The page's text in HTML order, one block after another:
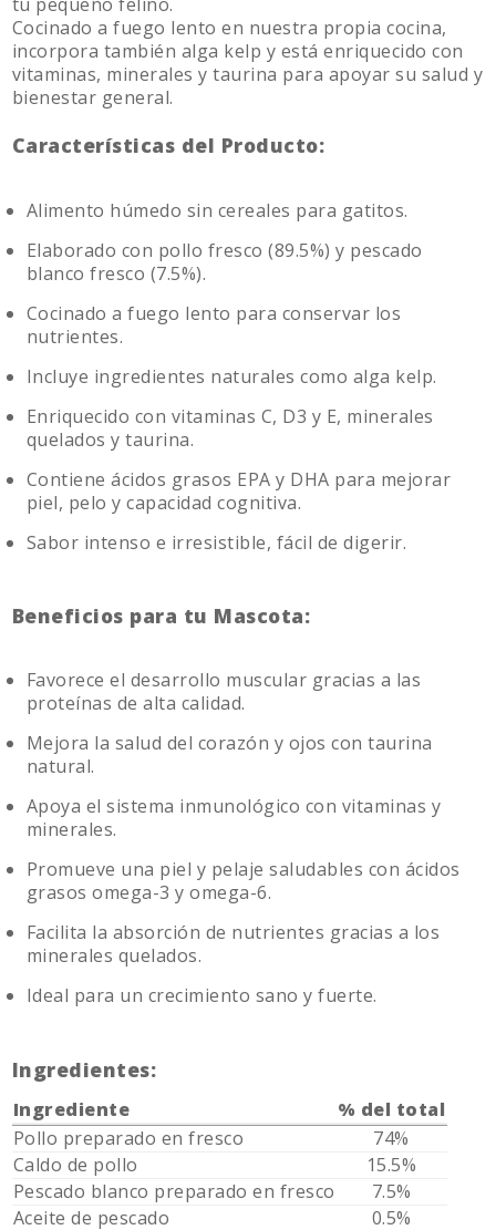
Cocinado a fuego lento en nuestra propia cocina,
incorpora también alga kelp y está enriquecido con
vitaminas, minerales y taurina para apoyar su salud y
bienestar general.
Características del Producto:
Alimento húmedo sin cereales para gatitos.
Elaborado con pollo fresco (89.5%) y pescado
blanco fresco (7.5%).
Cocinado a fuego lento para conservar los
nutrientes.
Incluye ingredientes naturales como alga kelp.
Enriquecido con vitaminas C, D3 y E, minerales
quelados y taurina.
Contiene ácidos grasos EPA y DHA para mejorar
piel, pelo y capacidad cognitiva.
Sabor intenso e irresistible, fácil de digerir.
Beneficios para tu Mascota:
Favorece el desarrollo muscular gracias a las
proteínas de alta calidad.
Mejora la salud del corazón y ojos con taurina
natural.
Apoya el sistema inmunológico con vitaminas y
minerales.
Promueve una piel y pelaje saludables con ácidos
grasos omega-3 y omega-6.
Facilita la absorción de nutrientes gracias a los
minerales quelados.
Ideal para un crecimiento sano y fuerte.
Ingredientes:
Ingrediente
% del total
Pollo preparado en fresco
74%
Caldo de pollo
15.5%
Pescado blanco preparado en fresco
7.5%
Aceite de pescado
0.5%